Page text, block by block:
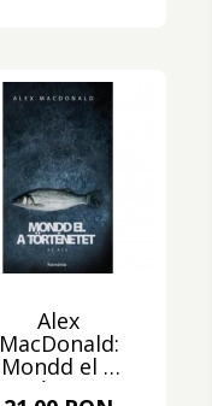
Alex
MacDonald:
Mondd el a
történetet –